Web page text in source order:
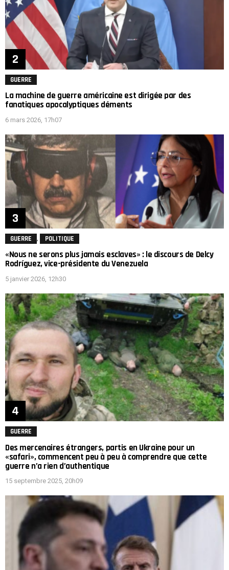
GUERRE
La machine de guerre américaine est dirigée par des
fanatiques apocalyptiques déments
6 mars 2026, 17h07
GUERRE , POLITIQUE
«Nous ne serons plus jamais esclaves» : le discours de Delcy
Rodríguez, vice-présidente du Venezuela
5 janvier 2026, 12h30
GUERRE
Des mercenaires étrangers, partis en Ukraine pour un
«safari», commencent peu à peu à comprendre que cette
guerre n’a rien d’authentique
15 septembre 2025, 20h09